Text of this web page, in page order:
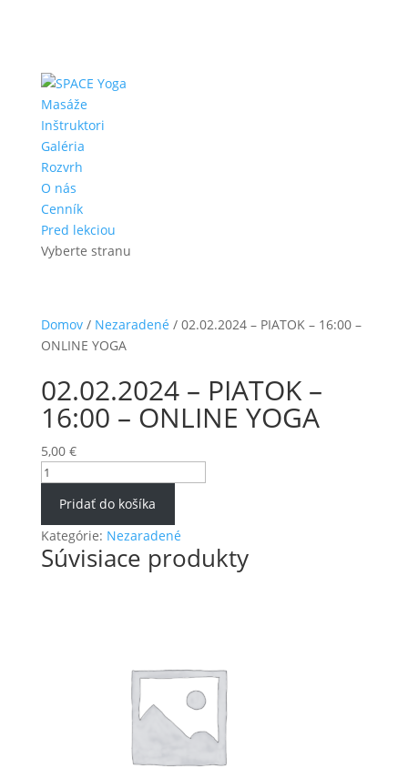
Masáže
Inštruktori
Galéria
Rozvrh
O nás
Cenník
Pred lekciou
Vyberte stranu
Domov/ Nezaradené / 02.02.2024 – PIATOK – 16:00 –
ONLINE YOGA
02.02.2024 – PIATOK –
16:00 – ONLINE YOGA
5,00 €
množstvo
PIATOK
–
Pridať do košíka
Kategórie: Nezaradené
Súvisiace produkty